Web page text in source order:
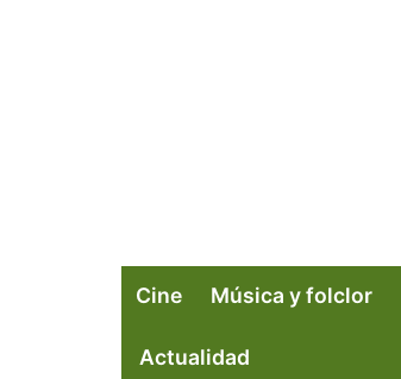
Cine Música y folclor
Actualidad